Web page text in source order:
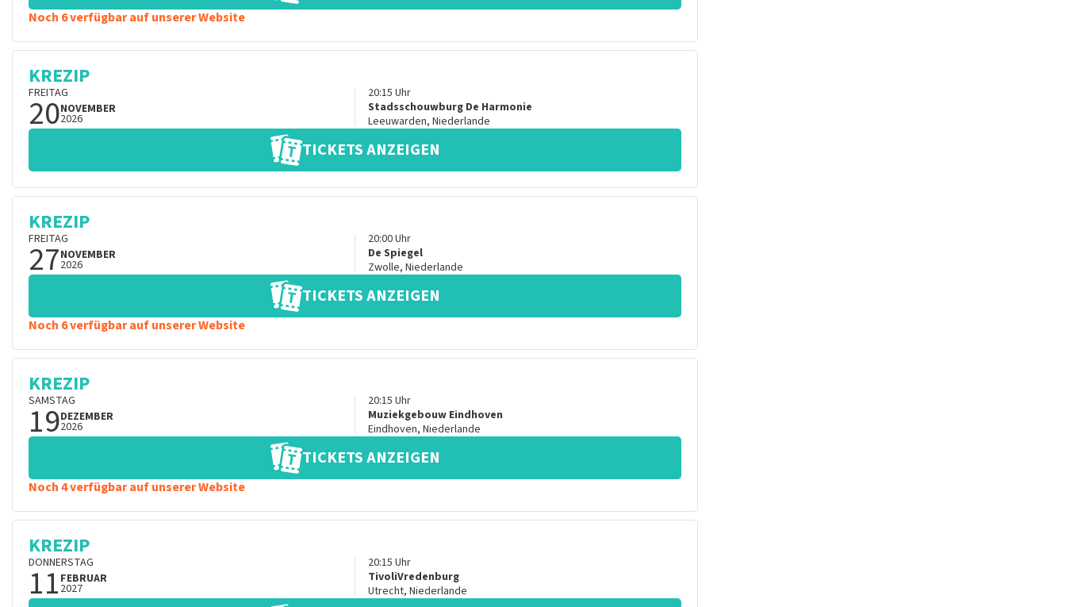
Noch 6 verfügbar auf unserer Website
KREZIP
FREITAG
20NOVEMBER
2026
20:15 Uhr
Stadsschouwburg De Harmonie
Leeuwarden, Niederlande
TICKETS ANZEIGEN
KREZIP
FREITAG
27NOVEMBER
2026
20:00Uhr
De Spiegel
Zwolle, Niederlande
TICKETS ANZEIGEN
Noch 6 verfügbar auf unserer Website
KREZIP
SAMSTAG
19DEZEMBER
2026
20:15 Uhr
Muziekgebouw Eindhoven
Eindhoven, Niederlande
TICKETS ANZEIGEN
Noch 4 verfügbar auf unserer Website
KREZIP
DONNERSTAG
11 FEBRUAR
2027
20:15 Uhr
TivoliVredenburg
Utrecht, Niederlande